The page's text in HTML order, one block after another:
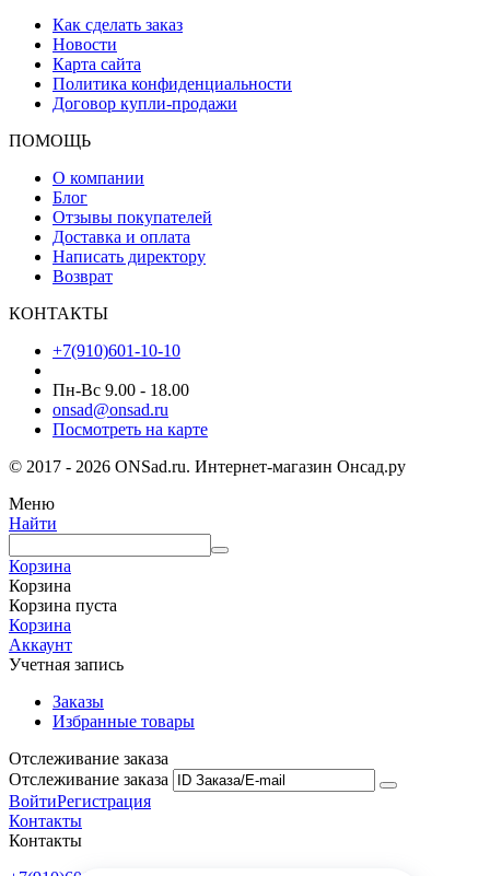
Как сделать заказ
Новости
Карта сайта
Политика конфиденциальности
Договор купли-продажи
ПОМОЩЬ
О компании
Блог
Отзывы покупателей
Доставка и оплата
Написать директору
Возврат
КОНТАКТЫ
+7(910)601-10-10
Пн-Вс 9.00 - 18.00
onsad@onsad.ru
Посмотреть на карте
© 2017 - 2026 ONSad.ru. Интернет-магазин Онсад.ру
Меню
Найти
Корзина
Корзина
Корзина пуста
Корзина
Аккаунт
Учетная запись
Заказы
Избранные товары
Отслеживание заказа
Отслеживание заказа
ВойтиРегистрация
Контакты
Контакты